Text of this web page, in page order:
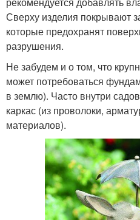
Сверху изделия покрывают
которые предохранят
разрушения.
Не забудем и о том, что
может потребоваться
в землю). Часто внутри
каркас (из проволоки,
материалов).